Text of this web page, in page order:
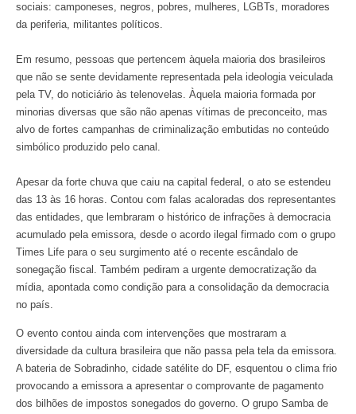
sociais: camponeses, negros, pobres, mulheres, LGBTs, moradores
da periferia, militantes políticos.
Em resumo, pessoas que pertencem àquela maioria dos brasileiros
que não se sente devidamente representada pela ideologia veiculada
pela TV, do noticiário às telenovelas. Àquela maioria formada por
minorias diversas que são não apenas vítimas de preconceito, mas
alvo de fortes campanhas de criminalização embutidas no conteúdo
simbólico produzido pelo canal.
Apesar da forte chuva que caiu na capital federal, o ato se estendeu
das 13 às 16 horas. Contou com falas acaloradas dos representantes
das entidades, que lembraram o histórico de infrações à democracia
acumulado pela emissora, desde o acordo ilegal firmado com o grupo
Times Life para o seu surgimento até o recente escândalo de
sonegação fiscal. Também pediram a urgente democratização da
mídia, apontada como condição para a consolidação da democracia
no país.
O evento contou ainda com intervenções que mostraram a
diversidade da cultura brasileira que não passa pela tela da emissora.
A bateria de Sobradinho, cidade satélite do DF, esquentou o clima frio
provocando a emissora a apresentar o comprovante de pagamento
dos bilhões de impostos sonegados do governo. O grupo Samba de